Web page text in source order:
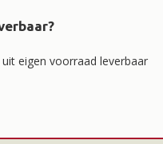
eigen voorraad leverbaar